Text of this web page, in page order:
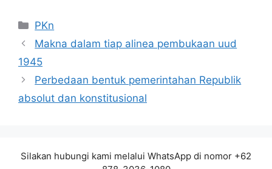
Kategori
PKn
Makna dalam tiap alinea pembukaan uud
1945
Perbedaan bentuk pemerintahan Republik
absolut dan konstitusional
Silakan hubungi kami melalui WhatsApp di nomor +62